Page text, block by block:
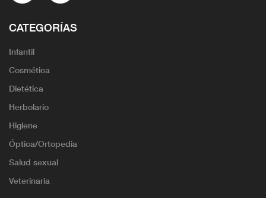
CATEGORÍAS
Infantil
Cosmética
Dietética
Herbolario
Higiene
Óptica/Ortopedia
Salud sexual
Veterinaria